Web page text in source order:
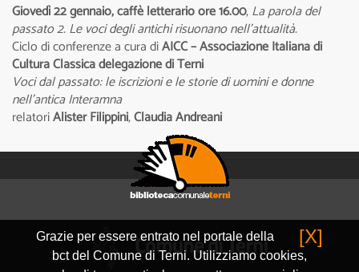
Giovedì 22 gennaio, caffè letterario ore 16.00,La parola del
passato 2. Le voci degli antichi risuonano nell’attualità.
Ciclo di conferenze a cura diAICC – Associazione Italiana di
Cultura Classica delegazione di Terni
Voci dal passato: le iscrizioni e le storie di uomini e donne
nell’antica Interamna
relatoriAlister Filippini,Claudia Andreani
[X]
Grazie per essere entrato nel portale della
bct del Comune di Terni. Utilizziamo cookies,